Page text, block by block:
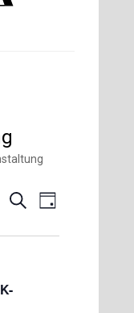
Veranstaltungen
Navigation
Suche Veranstaltung
Navigation
Tag